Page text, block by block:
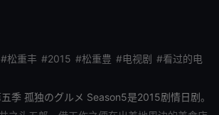
#松重丰 #2015 #松重豊 #电视剧 #看过的电
季 孤独のグルメ Season5是2015剧情日剧。